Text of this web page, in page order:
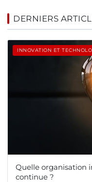
DERNIERS
INNOVATION ET
Quelle organisation
continue ?